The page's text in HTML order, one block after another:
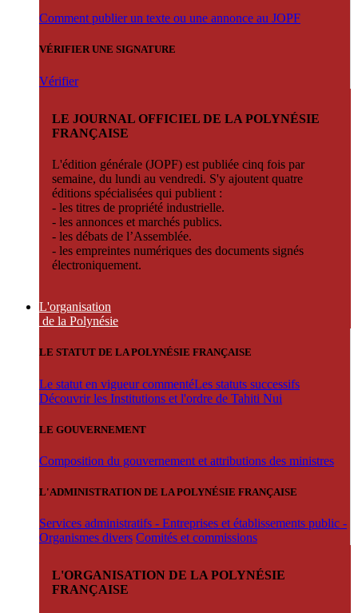
Comment publier un texte ou une annonce au JOPF
VÉRIFIER UNE SIGNATURE
Vérifier
LE JOURNAL OFFICIEL DE LA POLYNÉSIE
FRANÇAISE
L'édition générale (JOPF) est publiée cinq fois par
semaine, du lundi au vendredi. S'y ajoutent quatre
éditions spécialisées qui publient :
- les titres de propriété industrielle.
- les annonces et marchés publics.
- les débats de l’Assemblée.
- les empreintes numériques des documents signés
électroniquement.
L'organisation
de la Polynésie
LE STATUT DE LA POLYNÉSIE FRANÇAISE
Le statut en vigueur commentéLes statuts successifs
Découvrir les Institutions et l'ordre de Tahiti Nui
LE GOUVERNEMENT
Composition du gouvernement et attributions des ministres
L'ADMINISTRATION DE LA POLYNÉSIE FRANÇAISE
Services administratifs - Entreprises et établissements public -
Organismes divers Comités et commissions
L'ORGANISATION DE LA POLYNÉSIE
FRANÇAISE